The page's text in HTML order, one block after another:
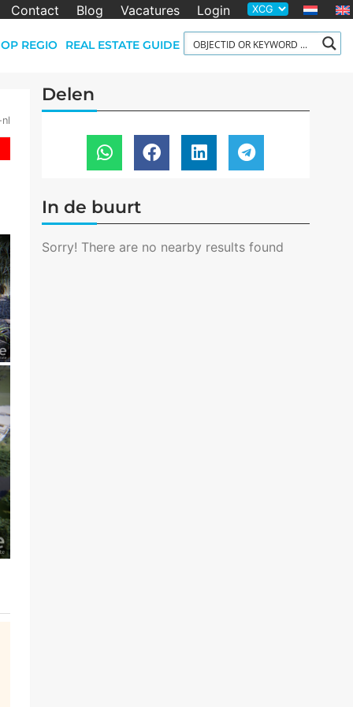
Contact Blog Vacatures Login
OP REGIO REAL ESTATE GUIDE
Delen
In de buurt
Sorry! There are no nearby results found